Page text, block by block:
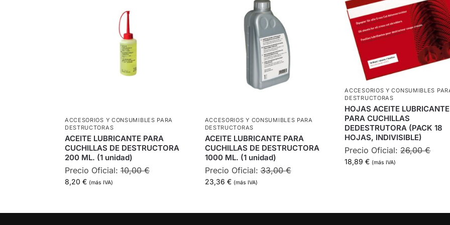
ACCESORIOS Y CONSUMIBLES PARA
DESTRUCTORAS
ACEITE LUBRICANTE PARA
CUCHILLAS DE DESTRUCTORA
200 ML. (1 unidad)
Precio Oficial: 10,00€
8,20 € (más IVA)
ACCESORIOS Y CONSUMIBLES PARA
DESTRUCTORAS
ACEITE LUBRICANTE PARA
CUCHILLAS DE DESTRUCTORA
1000 ML. (1 unidad)
Precio Oficial:33,00€
23,36 € (más IVA)
ACCESORIOS Y CONSUMIBLES
DESTRUCTORAS
HOJAS ACEITE LUBRICANTE
PARA CUCHILLAS
DEDESTRUTORA (PACK 18
HOJAS, INDIVISIBLE)
Precio Oficial:26,00€
18,89€ (más IVA)